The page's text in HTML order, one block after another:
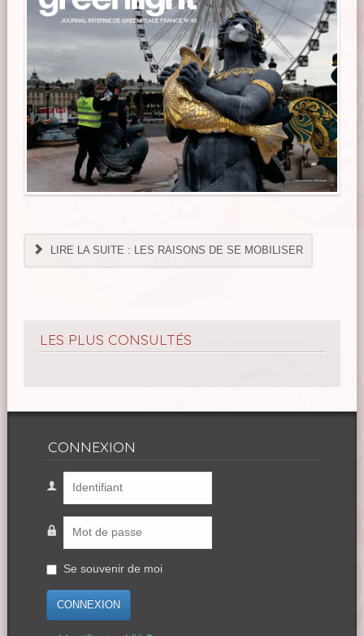
LIRE LA SUITE : LES RAISONS DE SE MOBILISER
LES PLUS CONSULTÉS
CONNEXION
Se souvenir de moi
CONNEXION